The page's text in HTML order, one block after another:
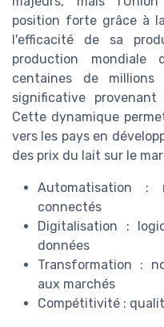
position forte grâce à
l'efficacité de sa
production
centaines de
significative
Cette dynamique
vers les pays en
des prix du lait sur le
Automatisation :
connectés
Digitalisation :
données
Transformation :
aux marchés
Compétitivité :